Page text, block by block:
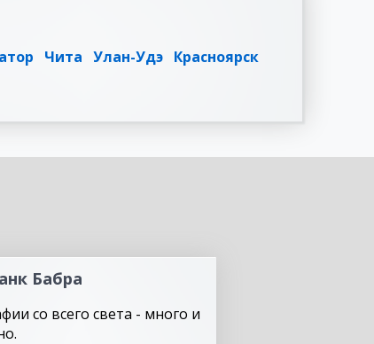
Чита Улан-Удэ Красноярск
Бабра
со всего света - много и